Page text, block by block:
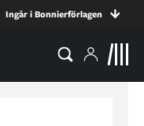
Ingår i Bonnierförlagen